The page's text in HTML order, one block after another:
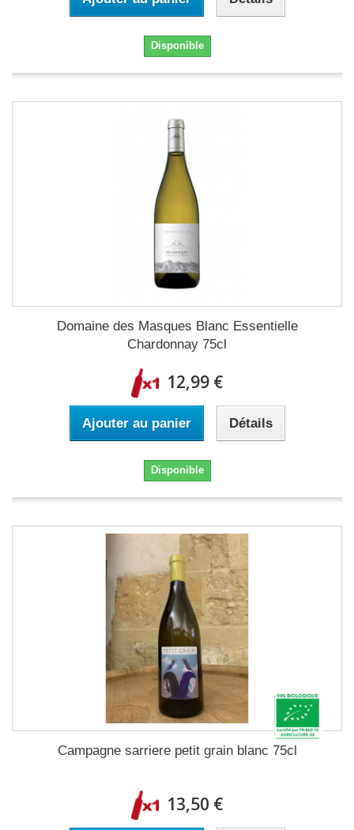
Disponible
Domaine des Masques Blanc Essentielle
Chardonnay 75cl
12,99 €
Ajouter au panier Détails
Disponible
Campagne sarriere petit grain blanc 75cl
13,50 €